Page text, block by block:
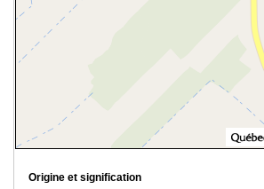
Origine et signification